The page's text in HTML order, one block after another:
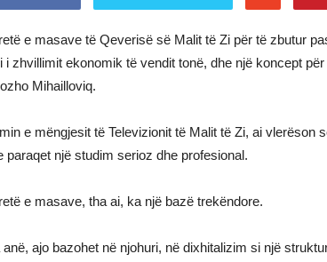
e masave të Qeverisë së Malit të Zi për të zbutur
i zhvillimit ekonomik të vendit tonë, dhe një koncept
Mihailloviq.
e mëngjesit të Televizionit të Malit të Zi, ai vlerëson
paraqet një studim serioz dhe profesional.
e masave, tha ai, ka një bazë trekëndore.
anë, ajo bazohet në njohuri, në dixhitalizim si një